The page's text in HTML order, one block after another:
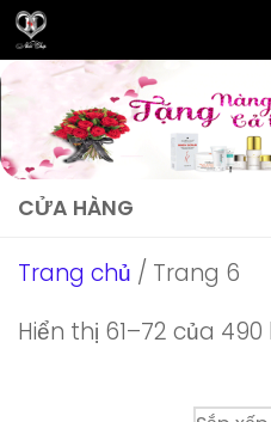
Skip to content
CỬA HÀNG
Trang chủ / Trang 6
Hiển thị 61–72 của